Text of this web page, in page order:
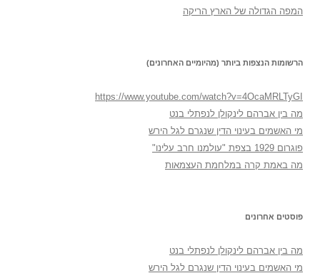
המפה הגדולה של הארץ הריקה
הרשומות הנצפות ביותר (מהיומיים האחרונים)
https://www.youtube.com/watch?v=4OcaMRLTyGI
מה בין אברהם לינקולן לנפתלי בנט
מי האשמים בעינוי הדין שנגרם לגל הירש
פוגרום 1929 בצפת "עולמנו חרב עלינו"
מה באמת קרה במלחמת העצמאות
פוסטים אחרונים
מה בין אברהם לינקולן לנפתלי בנט
מי האשמים בעינוי הדין שנגרם לגל הירש